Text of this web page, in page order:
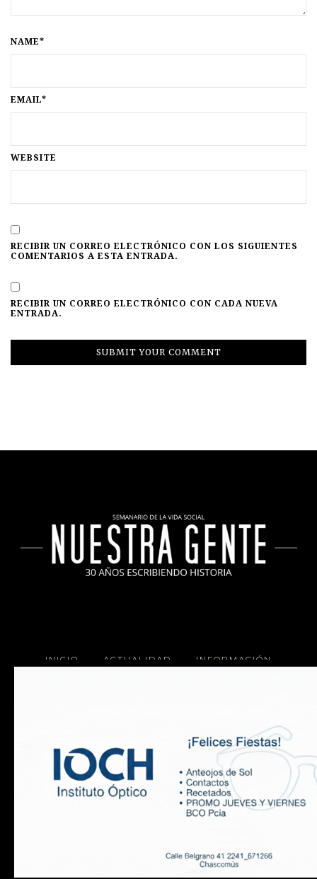
NAME*
EMAIL*
WEBSITE
RECIBIR UN CORREO ELECTRÓNICO CON LOS SIGUIENTES
COMENTARIOS A ESTA ENTRADA.
RECIBIR UN CORREO ELECTRÓNICO CON CADA NUEVA
ENTRADA.
INICIO ACTUALIDAD INFORMACIÓN
Copyright 2025 Nuestra Gente.